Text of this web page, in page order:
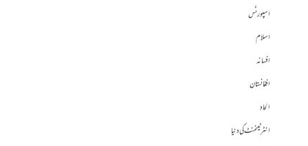
اسپورٹس
اسلام
افسانہ
افغانستان
الحاد
انٹرٹینمنٹ کی دنیا